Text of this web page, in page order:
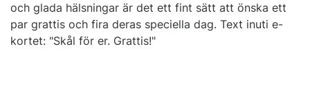
och glada hälsningar är det ett fint sätt att önska ett
par grattis och fira deras speciella dag. Text inuti e-
kortet: "Skål för er. Grattis!"